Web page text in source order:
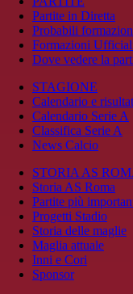
Partite in Diretta
Probabili
Formazioni
Dove vedere la
STAGIONE
Calendario e
Calendario Serie A
Classifica Serie A
News Calcio
STORIA AS
Storia AS Roma
Partite più
Progetti Stadio
Storia delle maglie
Maglia attuale
Inni e Cori
Sponsor